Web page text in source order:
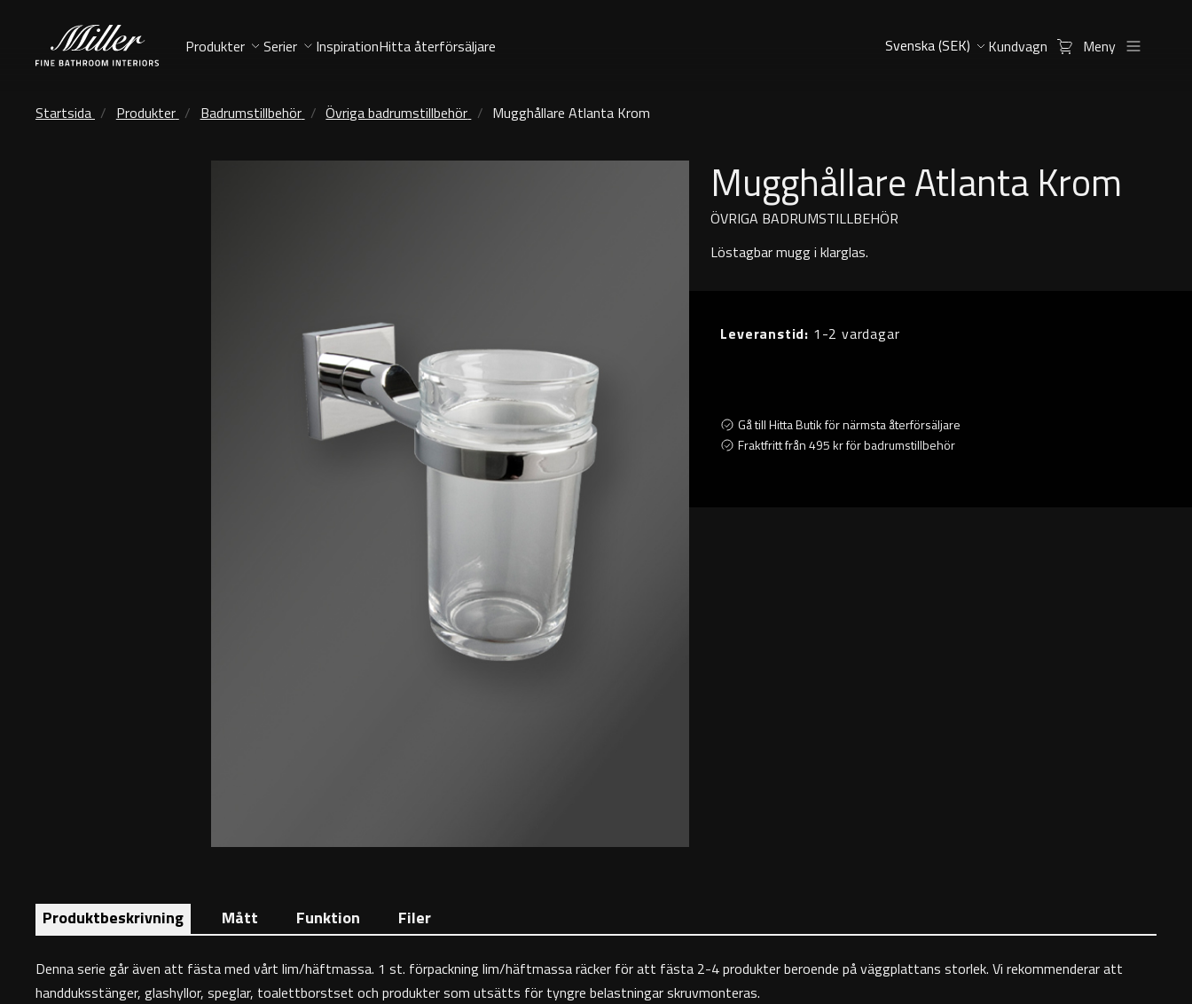
Produkter Serier InspirationHitta återförsäljare Kundvagn Meny
Startsida Produkter Badrumstillbehör Övriga badrumstillbehör Mugghållare Atlanta Krom
Mugghållare Atlanta Krom
ÖVRIGA BADRUMSTILLBEHÖR
Löstagbar mugg i klarglas.
Leveranstid: 1-2 vardagar
Gå till Hitta Butik för närmsta återförsäljare
Fraktfritt från 495 kr för badrumstillbehör
Produktbeskrivning Mått Funktion Filer
Denna serie går även att fästa med vårt lim/häftmassa. 1 st. förpackning lim/häftmassa räcker för att fästa 2-4 produkter beroende på väggplattans storlek. Vi rekommenderar att
handduksstänger, glashyllor, speglar, toalettborstset och produkter som utsätts för tyngre belastningar skruvmonteras.